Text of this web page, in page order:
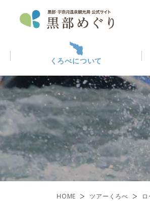
くろべについて
くろべについ
ABOUT KUROBE
イベント情報
EVENT INFO
くろべを楽し
ENJOY KUROBE
HOME ツアーくろべ